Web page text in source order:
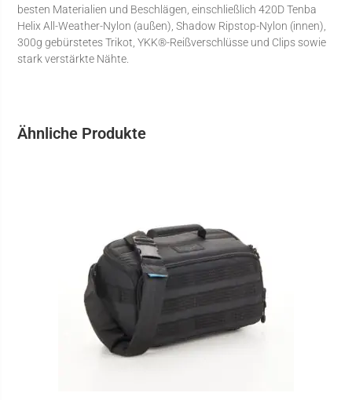
besten Materialien und Beschlägen, einschließlich 420D Tenba
Helix All-Weather-Nylon (außen), Shadow Ripstop-Nylon (innen),
300g gebürstetes Trikot, YKK®-Reißverschlüsse und Clips sowie
stark verstärkte Nähte.
Ähnliche Produkte